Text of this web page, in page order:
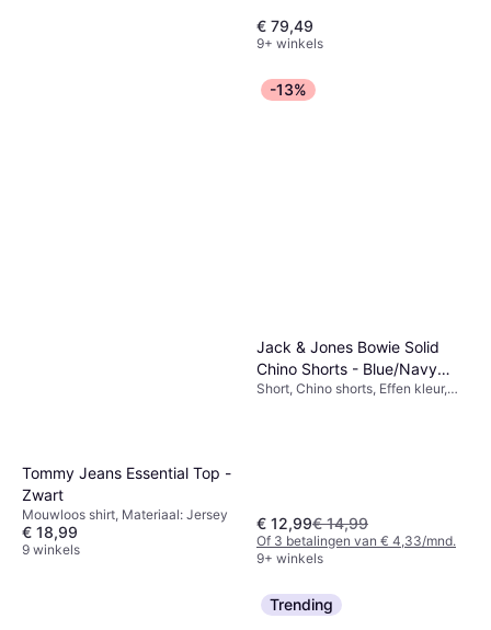
€ 79,49
9+ winkels
Tommy Jeans Essential Top -
Zwart
Mouwloos shirt, Materiaal: Jersey
€ 18,99
9 winkels
-13%
Jack & Jones Bowie Solid
Chino Shorts - Blue/Navy
Blazer
Short, Chino shorts, Effen kleur,
€ 12,99€ 14,99
Of 3 betalingen van € 4,33/mnd.
9+ winkels
Trending